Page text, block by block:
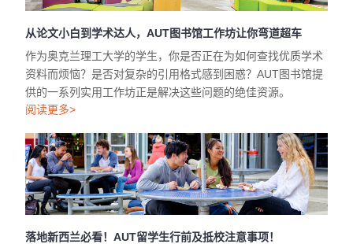
从论文小白到学术达人，AUT图书馆工作坊让你弯道超车
作为奥克兰理工大学的学生，你是否正在为如何查找优质学术
资料而烦恼？是否对复杂的引用格式感到困惑？AUT图书馆提
供的一系列实用工作坊正是解决这些问题的绝佳资源。
阅读更多>
落地新西兰必看！AUT留学生行前及抵校注意事项！